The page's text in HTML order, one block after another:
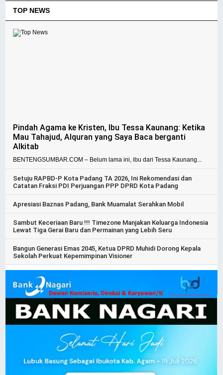
TOP NEWS
Pindah Agama ke Kristen, Ibu Tessa Kaunang: Ketika
Mau Tahajud, Alquran yang Saya Baca berganti
Alkitab
BENTENGSUMBAR.COM – Belum lama ini, ibu dari Tessa Kaunang...
Setuju RAPBD-P Kota Padang TA 2026, Ini Rekomendasi dan
Catatan Fraksi PDI Perjuangan PPP DPRD Kota Padang
Apresiasi Baznas Padang, Bank Muamalat Serahkan Mobil
Sambut Keceriaan Baru !!! Timezone Manjakan Keluarga Indonesia
Lewat Tiga Gerai Baru dan Permainan yang Lebih Seru
Bangun Generasi Emas 2045, Ketua DPRD Muhidi Dorong Kepala
Sekolah Perkuat Kepemimpinan Visioner